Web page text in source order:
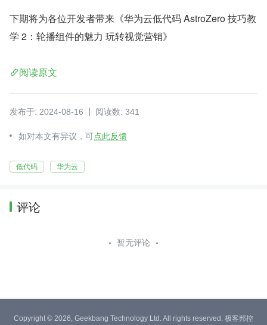
下期将为各位开发者带来《华为云低代码 AstroZero 技巧教
学 2：轮播组件的魅力 玩转视觉营销》
阅读原文
发布于: 2024-08-16 阅读数: 341
如对本文有异议，可点此反馈
低代码 华为云
评论
暂无评论
Copyright © 2026, Geekbang Technology Ltd. All rights reserved. 极客邦控